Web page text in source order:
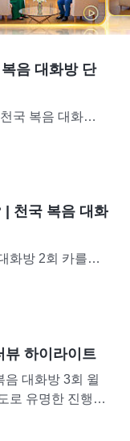
음 대화방 단
국 복음 대화방 4
...
| 천국 복음 대화
회 카를로
뷰 하이라이트
대화방 3회 윌
로 유명한 진행자